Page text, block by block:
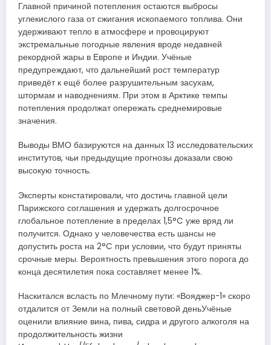
Главной причиной потепления остаются выбросы
углекислого газа от сжигания ископаемого топлива. Они
удерживают тепло в атмосфере и провоцируют
экстремальные погодные явления вроде недавней
рекордной жары в Европе и Индии. Учёные
предупреждают, что дальнейший рост температур
приведёт к ещё более разрушительным засухам,
штормам и наводнениям. При этом в Арктике темпы
потепления продолжат опережать среднемировые
значения.
Выводы ВМО базируются на данных 13 исследовательских
институтов, чьи предыдущие прогнозы доказали свою
высокую точность.
Эксперты констатировали, что достичь главной цели
Парижского соглашения и удержать долгосрочное
глобальное потепление в пределах 1,5°C уже вряд ли
получится. Однако у человечества есть шансы не
допустить роста на 2°C при условии, что будут приняты
срочные меры. Вероятность превышения этого порога до
конца десятилетия пока составляет менее 1%.
Наскитался всласть по Млечному пути: «Вояджер-1» скоро
отдалится от Земли на полный световой деньУчёные
оценили влияние вина, пива, сидра и другого алкоголя на
продолжительность жизни